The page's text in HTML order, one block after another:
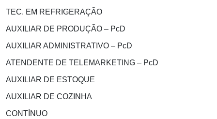
TEC. EM REFRIGERAÇÃO
AUXILIAR DE PRODUÇÃO – PcD
AUXILIAR ADMINISTRATIVO – PcD
ATENDENTE DE TELEMARKETING – PcD
AUXILIAR DE ESTOQUE
AUXILIAR DE COZINHA
CONTÍNUO